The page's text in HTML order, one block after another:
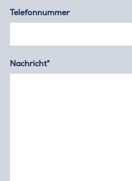
Telefonnummer
Nachricht*